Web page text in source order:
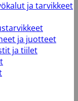
ja tarvikkeet
ja juotteet
ja tiilet